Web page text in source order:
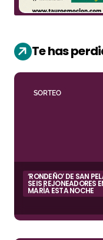
Te has
SORTEO
‘RONDEÑO’ DE SAN
SEIS REJONEADORES
MARÍA ESTA NOCHE